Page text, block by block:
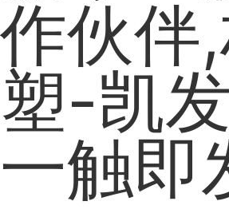
作伙伴
塑-凯
一触即